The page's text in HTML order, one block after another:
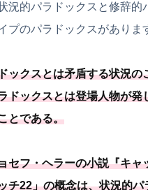
況的パラドックスと修辞的
プのパラドックスがありま
ックスとは矛盾する状況の
ドックスとは登場人物が発
とである。
セフ・ヘラーの小説『キャ
チ22」の概念は、状況的パ